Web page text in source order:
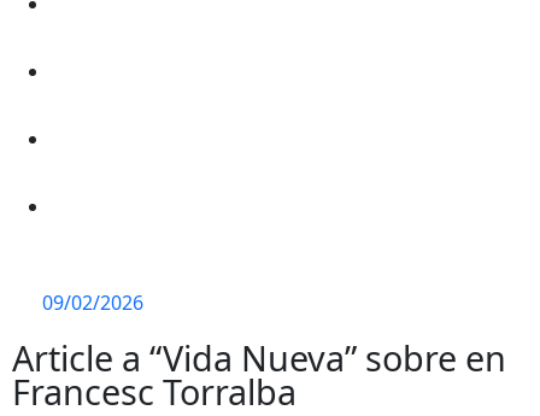
09/02/2026
Article a “Vida Nueva” sobre en
Francesc Torralba